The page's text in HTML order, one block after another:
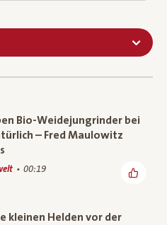
Bio-Weidejungrinder bei
– Fred Maulowitz
00:19
kleinen Helden vor der